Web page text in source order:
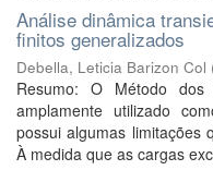
Análise dinâmica
finitos generalizados
Debella, Leticia Barizon Col
Resumo: O Método dos
amplamente utilizado
possui algumas limitações
À medida que as cargas